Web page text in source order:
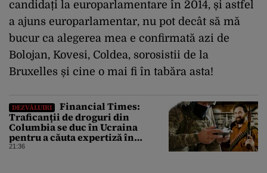
candidați la europarlamentare în 2014, și astfel
a ajuns europarlamentar, nu pot decât să mă
bucur ca alegerea mea e confirmată azi de
Bolojan, Kovesi, Coldea, sorosistii de la
Bruxelles și cine o mai fi în tabăra asta!
DEZVĂLUIRI
Financial Times:
Traficanții de droguri din
Columbia se duc în Ucraina
pentru a căuta expertiză în
domeniul dronelor
21:36